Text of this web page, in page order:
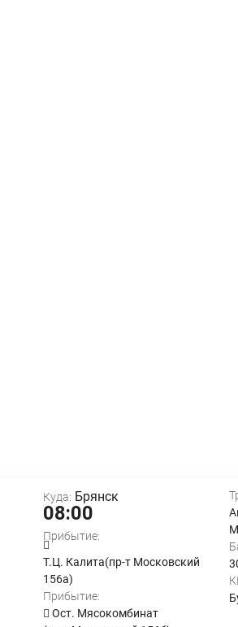
Куда: Брянск
08:00
Прибытие:
Т.Ц. Калита(пр-т Московский
156а)
Прибытие:
Ост. Мясокомбинат